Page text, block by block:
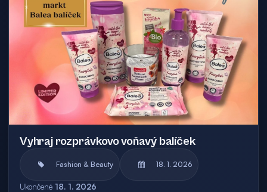
Vyhraj rozprávkovo voňavý balíček
Fashion & Beauty 18. 1. 2026
Ukončené 18. 1. 2026